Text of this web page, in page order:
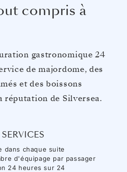
compris à
gastronomique 24
de majordome, des
et des boissons
de Silversea.
dans chaque suite
d'équipage par passager
24 heures sur 24